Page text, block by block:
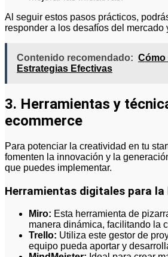
Al seguir estos pasos prácticos,
responder a los desafíos del
Contenido recomendado: Cómo
Estrategias Efectivas
3. Herramientas y
ecommerce
Para potenciar la creatividad en tu
fomenten la innovación y la
que puedes implementar.
Herramientas digitales para la
Miro: Esta herramienta de
manera dinámica, facilitando la
Trello: Utiliza este gestor de
equipo pueda aportar y